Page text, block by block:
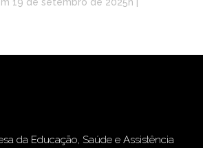
da Educação, Saúde e Assistência